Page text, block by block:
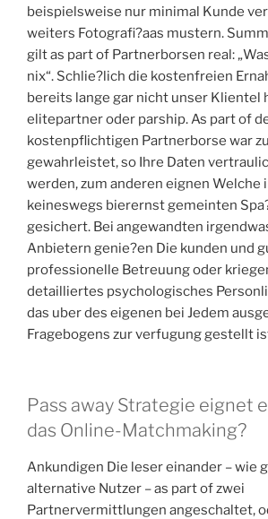
beispielsweise nur minimal Kunde
weiters Fotografi?a­as mustern.
gilt as part of Partnerborsen real:
nix“. Schlie?lich die kostenfreien
bereits lange gar nicht unser Klientel
elitepartner oder parship. As part of
kostenpflichtigen Partnerborse war
gewahrleistet, so Ihre Daten
werden, zum anderen eignen Welche
keineswegs bierernst gemeinten
gesichert. Bei angewandten
Anbietern genie?en Die kunden und
professionelle Betreuung oder
detailliertes psychologisches
das uber des eigenen bei Jedem
Fragebogens zur verfugung gestellt
Pass away Strategie eignet
das Online-Matchmaking?
Ankundigen Die leser einander – wie
alternative Nutzer – as part of zwei
Partnervermittlungen angeschaltet,